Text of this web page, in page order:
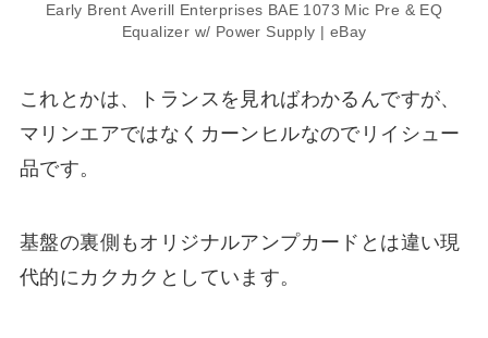
Early Brent Averill Enterprises BAE 1073 Mic Pre & EQ
Equalizer w/ Power Supply | eBay
これとかは、トランスを見ればわかるんですが、
マリンエアではなくカーンヒルなのでリイシュー
品です。
基盤の裏側もオリジナルアンプカードとは違い現
代的にカクカクとしています。